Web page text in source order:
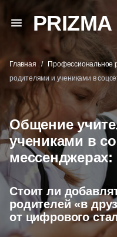
PRIZMA
Главная Профессиональное
родителями и учениками в
Общение
учениками в
мессенджерах:
Стоит ли
родителей «в
от цифрового